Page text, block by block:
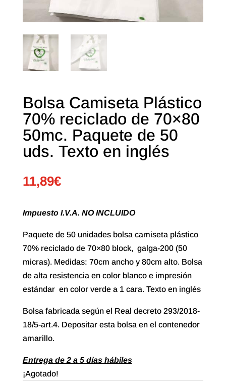
Bolsa Camiseta Plástico
70% reciclado de 70×80
50mc. Paquete de 50
uds. Texto en inglés
11,89€
Impuesto I.V.A. NO INCLUIDO
Paquete de 50 unidades bolsa camiseta plástico
70% reciclado de 70×80 block, galga-200 (50
micras). Medidas: 70cm ancho y 80cm alto. Bolsa
de alta resistencia en color blanco e impresión
estándar en color verde a 1 cara. Texto en inglés
Bolsa fabricada según el Real decreto 293/2018-
18/5-art.4. Depositar esta bolsa en el contenedor
amarillo.
Entrega de 2 a 5 días hábiles
¡Agotado!